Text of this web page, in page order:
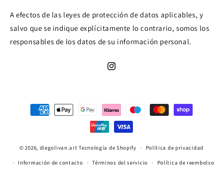
A efectos de las leyes de protección de datos aplicables, y
salvo que se indique explícitamente lo contrario, somos los
responsables de los datos de su información personal.
Instagram
Formas
© 2026, diegolivan.art Tecnología de Shopify Política de privacidad
Información de contacto Términos del servicio Política de reembolso